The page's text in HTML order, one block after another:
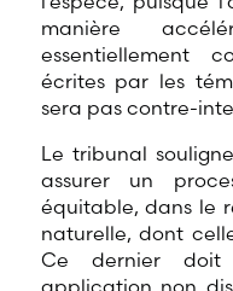
manière
essentiellement
écrites par les
sera pas contre-
Le tribunal
assurer un
équitable, dans le
naturelle, dont
Ce dernier doit
application non